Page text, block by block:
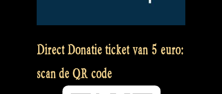
Direct Donatie ticket van 5 euro:
scan de QR code